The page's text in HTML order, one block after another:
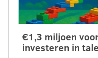
€1,3 miljoen
investeren in